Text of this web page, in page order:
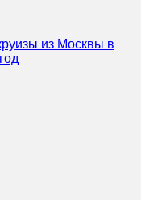
из Москвы в